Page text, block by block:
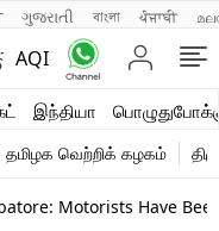
ગુજરાતી বাংলা ਪੰਜਾਬੀ
AQI
இந்தியா
தமிழக வெற்றிக் கழகம்
Motorists Have